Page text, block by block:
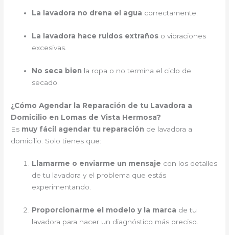
La lavadora no drena el agua correctamente.
La lavadora hace ruidos extraños o vibraciones
excesivas.
No seca bien la ropa o no termina el ciclo de
secado.
¿Cómo Agendar la Reparación de tu Lavadora a
Domicilio en Lomas de Vista Hermosa?
Es muy fácil agendar tu reparación de lavadora a
domicilio. Solo tienes que:
Llamarme o enviarme un mensaje con los detalles
de tu lavadora y el problema que estás
experimentando.
Proporcionarme el modelo y la marca de tu
lavadora para hacer un diagnóstico más preciso.